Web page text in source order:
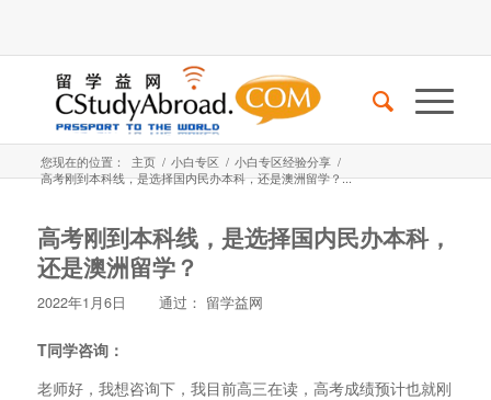
您现在的位置： 主页 / 小白专区 / 小白专区经验分享 /
高考刚到本科线，是选择国内民办本科，还是澳洲留学？...
高考刚到本科线，是选择国内民办本科，
还是澳洲留学？
2022年1月6日 通过： 留学益网
T同学咨询：
老师好，我想咨询下，我目前高三在读，高考成绩预计也就刚